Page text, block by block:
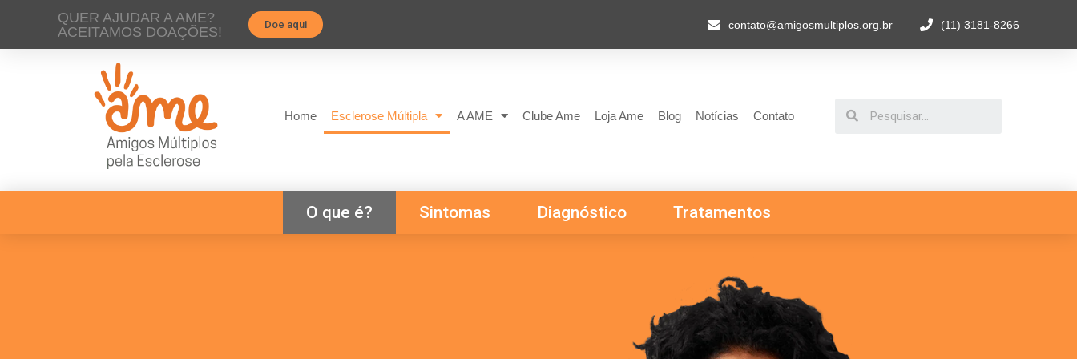
QUER AJUDAR A AME?
ACEITAMOS DOAÇÕES!
Doe aqui contato@amigosmultiplos.org.br (11) 3181-8266
Home Esclerose Múltipla A AME Clube Ame Loja Ame Blog Notícias Contato
O que é? Sintomas Diagnóstico Tratamentos